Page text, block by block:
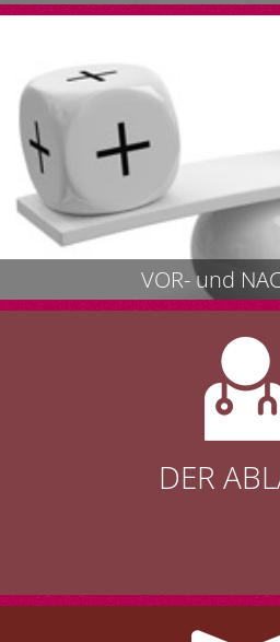
VOR- und
ABLAUF der
DER